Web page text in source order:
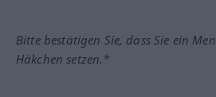
Bitte bestätigen Sie, dass Sie ein
Häkchen setzen.*